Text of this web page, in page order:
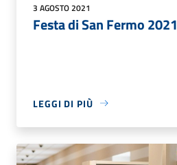
3 AGOSTO 2021
Festa di San Fermo 2021
LEGGI DI PIÙ